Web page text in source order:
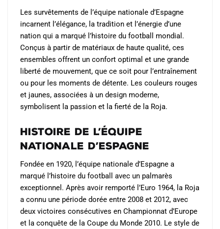
page
produit
Les survêtements de l’équipe nationale d’Espagne
incarnent l’élégance, la tradition et l’énergie d’une
nation qui a marqué l’histoire du football mondial.
Conçus à partir de matériaux de haute qualité, ces
ensembles offrent un confort optimal et une grande
liberté de mouvement, que ce soit pour l’entraînement
ou pour les moments de détente. Les couleurs rouges
et jaunes, associées à un design moderne,
symbolisent la passion et la fierté de la Roja.
Histoire de l’Équipe
Nationale d’Espagne
Fondée en 1920, l’équipe nationale d’Espagne a
marqué l’histoire du football avec un palmarès
exceptionnel. Après avoir remporté l’Euro 1964, la Roja
a connu une période dorée entre 2008 et 2012, avec
deux victoires consécutives en Championnat d’Europe
et la conquête de la Coupe du Monde 2010. Le style de